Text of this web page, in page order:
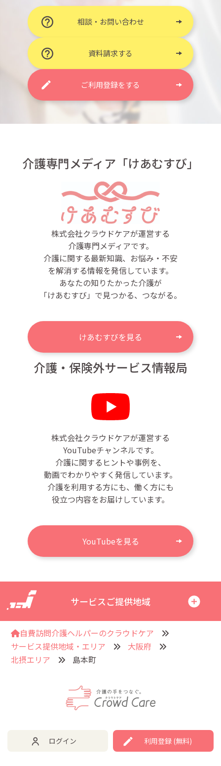
相談・お問い合わせ
資料請求する
ご利用登録をする
介護専門メディア「けあむすび」
株式会社クラウドケアが運営する
介護専門メディアです。
介護に関する最新知識、お悩み・不安
を解消する情報を発信しています。
あなたの知りたかった介護が
「けあむすび」で見つかる、つながる。
けあむすびを見る
介護・保険外サービス情報局
株式会社クラウドケアが運営する
YouTubeチャンネルです。
介護に関するヒントや事例を、
動画でわかりやすく発信しています。
介護を利用する方にも、働く方にも
役立つ内容をお届けしています。
YouTubeを見る
サービスご提供地域
自費訪問介護ヘルパーのクラウドケア
サービス提供地域・エリア
大阪府
北摂エリア
島本町
ログイン 利用登録 (無料)